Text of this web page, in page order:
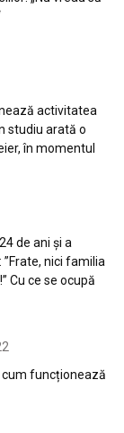
activitatea
studiu arată o
în momentul
de ani și a
”Frate, nici familia
Cu ce se ocupă
funcționează